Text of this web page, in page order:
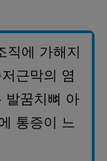
직에 가해지
근막의 염
발꿈치뼈 아
통증이 느